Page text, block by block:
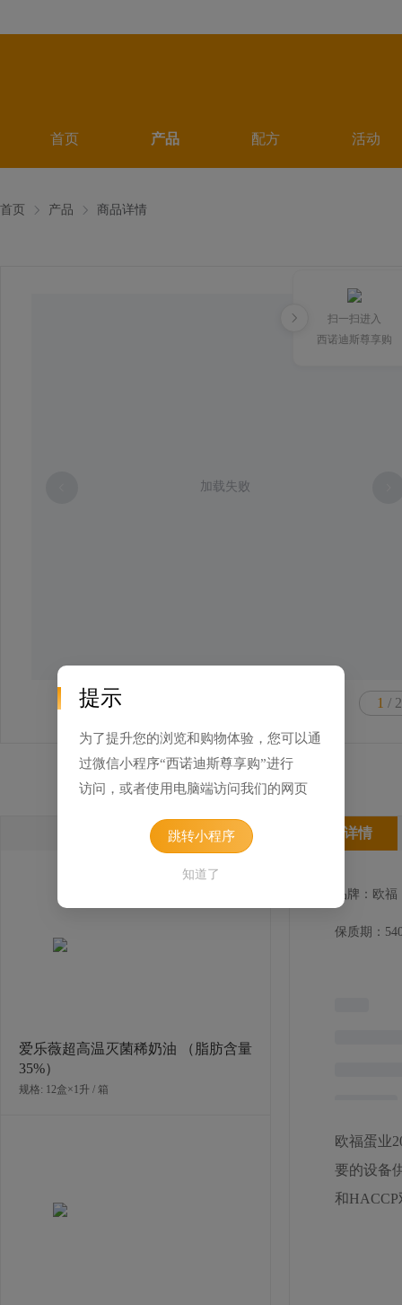
首页 产品 配方 活动
扫一扫进入
西诺迪斯尊享购
首页 产品 商品详情
加载失败
1 / 2
相关产品
爱乐薇超高温灭菌稀奶油 （脂肪含量
35%）
规格: 12盒×1升 / 箱
产品详情
品牌：欧福
保质期：
欧福蛋业
要的设备
和
提示
为了提升您的浏览和购物体验，您可以通
过微信小程序“西诺迪斯尊享购”进行
访问，或者使用电脑端访问我们的网页
跳转小程序
知道了